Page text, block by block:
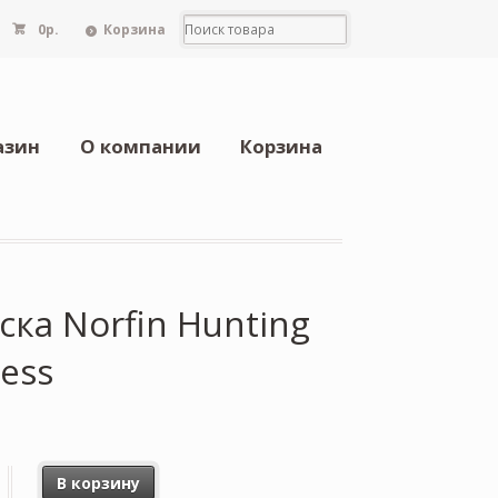
0р. Корзина
О компании Корзина
Norfin Hunting
В корзину